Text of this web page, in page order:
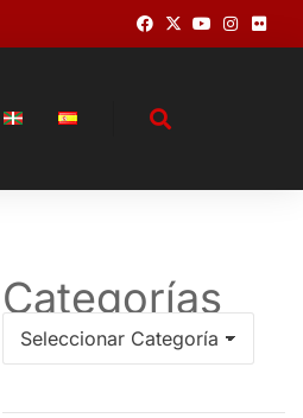
Categorías